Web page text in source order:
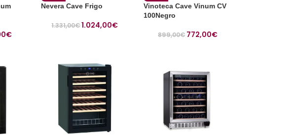
€
Nevera Cave Frigo
1.331,00€1.024,00€
Vinoteca Cave Vinum CV
100Negro
899,00€ 772,00€